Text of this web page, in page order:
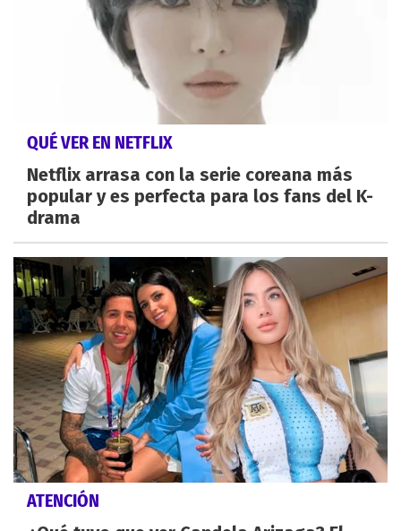
QUÉ VER EN NETFLIX
Netflix arrasa con la serie coreana más
popular y es perfecta para los fans del K-
drama
ATENCIÓN